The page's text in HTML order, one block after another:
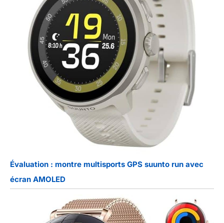
Évaluation : montre multisports GPS suunto run avec
écran AMOLED